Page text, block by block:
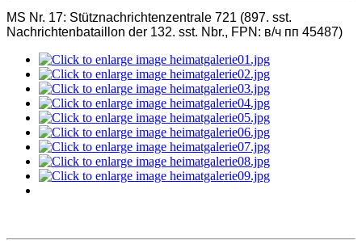
MS Nr. 17: Stütznachrichtenzentrale 721 (897. sst.
Nachrichtenbataillon der 132. sst. Nbr., FPN: в/ч пп 45487)